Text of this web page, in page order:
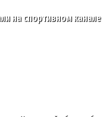
на спортивном канале